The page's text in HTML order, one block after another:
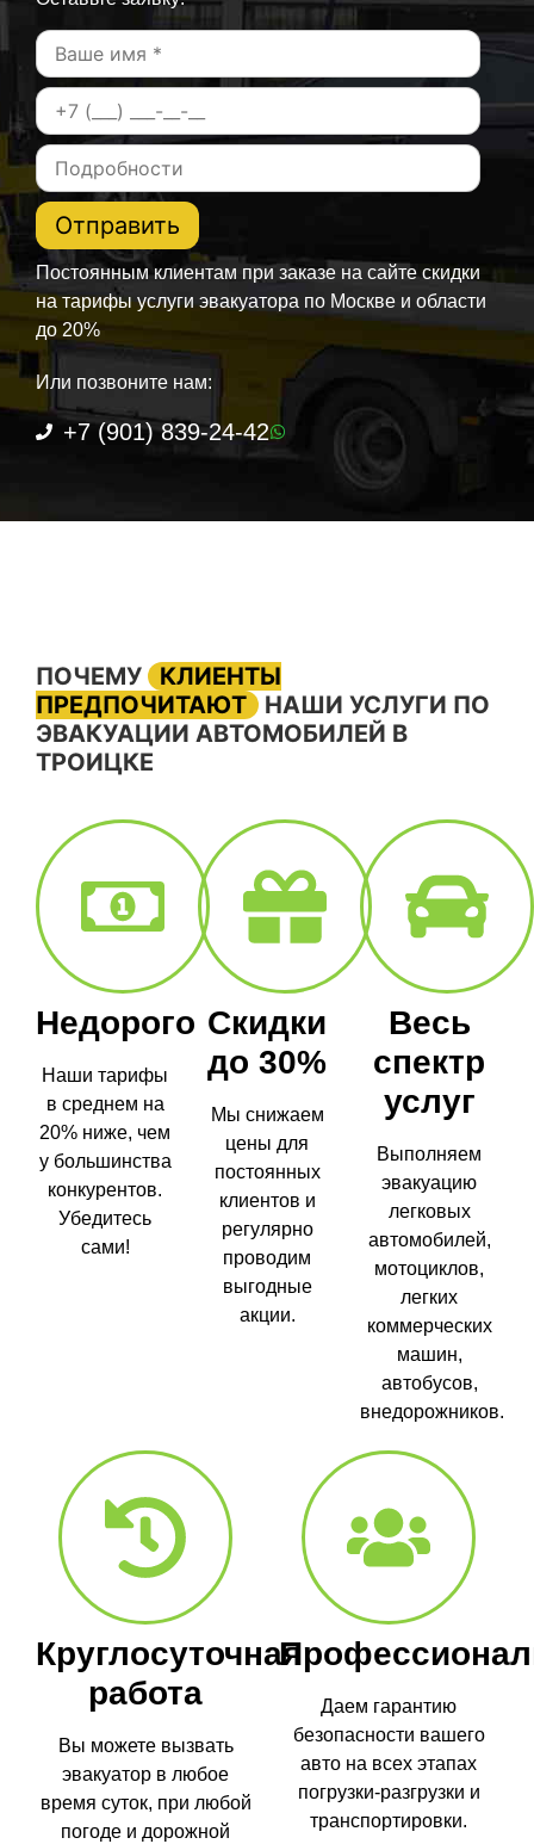
Постоянным клиентам при заказе на сайте скидки
на тарифы услуги эвакуатора по Москве и области
до 20%
Или позвоните нам:
+7 (901) 839-24-42
ПОЧЕМУ
КЛИЕНТЫ
ПРЕДПОЧИТАЮТ
НАШИ УСЛУГИ ПО
ЭВАКУАЦИИ АВТОМОБИЛЕЙ В
ТРОИЦКЕ
Недорого
Наши тарифы
в среднем на
20% ниже, чем
у большинства
конкурентов.
Убедитесь
сами!
Скидки
до 30%
Мы снижаем
цены для
постоянных
клиентов и
регулярно
проводим
выгодные
акции.
Весь
спектр
услуг
Выполняем
эвакуацию
легковых
автомобилей,
мотоциклов,
легких
коммерческих
машин,
автобусов,
внедорожников.
Круглосуточная
работа
Вы можете вызвать
эвакуатор в любое
время суток, при любой
погоде и дорожной
Даем гарантию
безопасности вашего
авто на всех этапах
погрузки-разгрузки и
транспортировки.